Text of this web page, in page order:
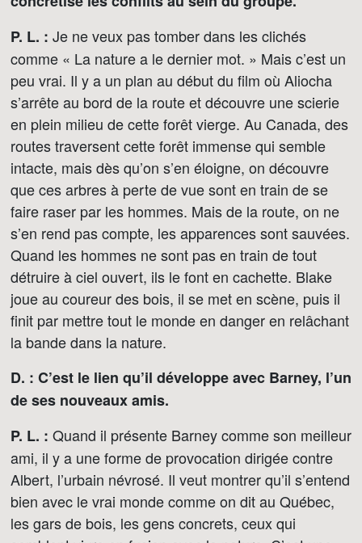
P. L. : Je ne veux pas tomber dans les clichés
comme « La nature a le dernier mot. » Mais c’est un
peu vrai. Il y a un plan au début du film où Aliocha
s’arrête au bord de la route et découvre une scierie
en plein milieu de cette forêt vierge. Au Canada, des
routes traversent cette forêt immense qui semble
intacte, mais dès qu’on s’en éloigne, on découvre
que ces arbres à perte de vue sont en train de se
faire raser par les hommes. Mais de la route, on ne
s’en rend pas compte, les apparences sont sauvées.
Quand les hommes ne sont pas en train de tout
détruire à ciel ouvert, ils le font en cachette. Blake
joue au coureur des bois, il se met en scène, puis il
finit par mettre tout le monde en danger en relâchant
la bande dans la nature.
D. : C’est le lien qu’il développe avec Barney, l’un
de ses nouveaux amis.
P. L. : Quand il présente Barney comme son meilleur
ami, il y a une forme de provocation dirigée contre
Albert, l’urbain névrosé. Il veut montrer qu’il s’entend
bien avec le vrai monde comme on dit au Québec,
les gars de bois, les gens concrets, ceux qui